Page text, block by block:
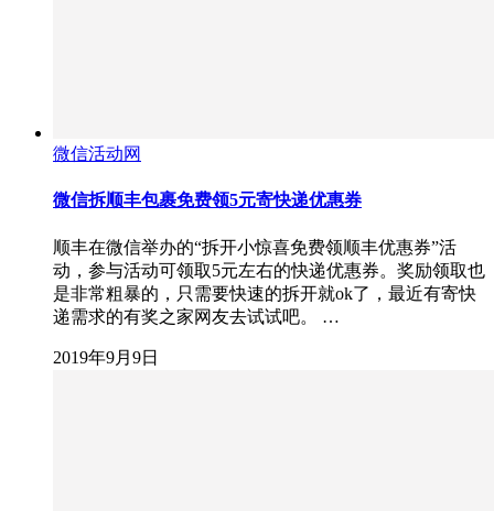
微信活动网
微信拆顺丰包裹免费领5元寄快递优惠券
顺丰在微信举办的“拆开小惊喜免费领顺丰优惠券”活
动，参与活动可领取5元左右的快递优惠券。奖励领取也
是非常粗暴的，只需要快速的拆开就ok了，最近有寄快
递需求的有奖之家网友去试试吧。 …
2019年9月9日